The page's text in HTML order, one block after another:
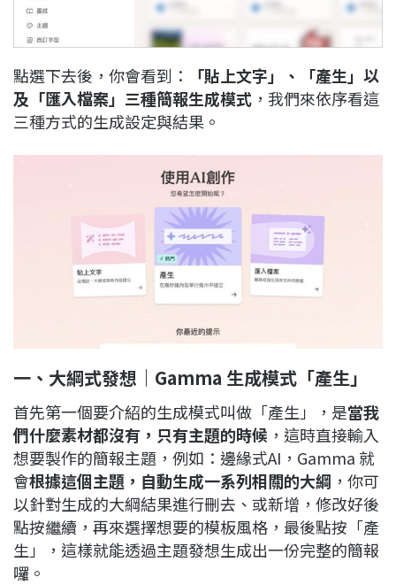
點選下去後，你會看到：
「貼上文字」、「產生」以
及「匯入檔案」三種簡報生成模式 ，我們來依序看這
三種方式的生成設定與結果。
一、大綱式發想｜Gamma 生成模式「產生」
首先第一個要介紹的生成模式叫做「產生」，是當我
們什麼素材都沒有，只有主題的時候 ，這時直接輸入
想要製作的簡報主題，例如：邊緣式AI，Gamma 就
會根據這個主題，自動生成一系列相關的大綱 ，你可
以針對生成的大綱結果進行刪去、或新增，修改好後
點按繼續，再來選擇想要的模板風格，最後點按「產
生」，這樣就能透過主題發想生成出一份完整的簡報
囉。